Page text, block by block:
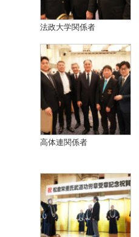
法政大学関係者
高体連関係者